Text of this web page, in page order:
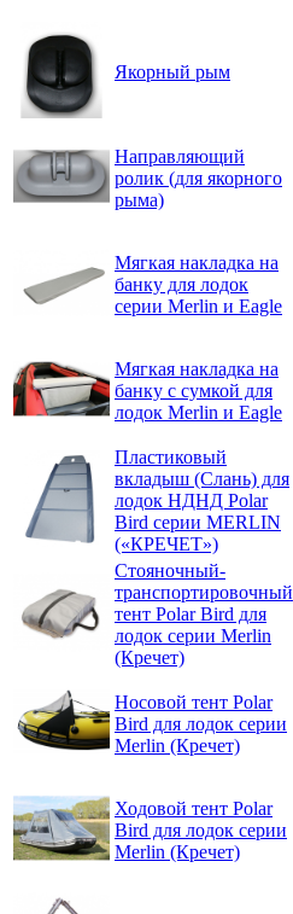
Якорный рым
Направляющий
ролик (для якорного
рыма)
Мягкая накладка на
банку для лодок
серии Merlin и Eagle
Мягкая накладка на
банку с сумкой для
лодок Merlin и Eagle
Пластиковый
вкладыш (Слань) для
лодок НДНД Polar
Bird серии MERLIN
(«КРЕЧЕТ»)
Стояночный-
транспортировочный
тент Polar Bird для
лодок серии Merlin
(Кречет)
Носовой тент Polar
Bird для лодок серии
Merlin (Кречет)
Ходовой тент Polar
Bird для лодок серии
Merlin (Кречет)